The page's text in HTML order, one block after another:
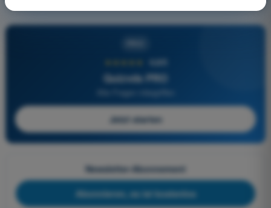
4,6/5
Quizvds PRO
Alle Fragen inbegriffen
Jetzt starten
Newsletter-Abonnement
Abonnieren, es ist kostenlos